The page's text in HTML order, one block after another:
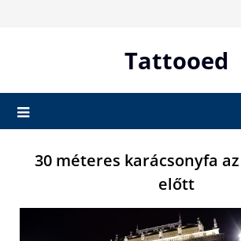
Tattooed
30 méteres karácsonyfa
előtt